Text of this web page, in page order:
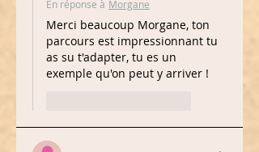
En réponse à Morgane
Merci beaucoup Morgane, ton
parcours est impressionnant tu
as su t'adapter, tu es un
exemple qu'on peut y arriver !